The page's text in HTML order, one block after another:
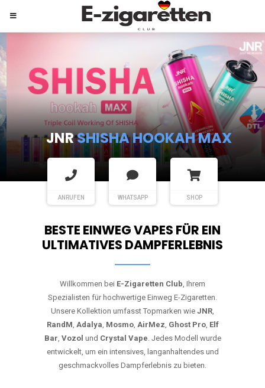
JNRSHISHA HOOKAH MAX
ANRUFEN WHATSAPP SHOP
BESTE EINWEG VAPES FÜR EIN
ULTIMATIVES DAMPFERLEBNIS
Willkommen bei E-Zigaretten Club, Ihrem
Spezialisten für hochwertige Einweg E-Zigaretten.
Unsere Kollektion umfasst Topmarken wie JNR,
RandM, Adalya, Mosmo, AirMez, Ghost Pro, Elf
Bar, Vozol und Crystal Vape. Jedes Modell wurde
entwickelt, um ein intensives, langanhaltendes und
geschmackvolles Dampferlebnis zu bieten.